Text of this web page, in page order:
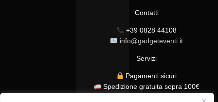
Contatti
+39 0828 44108
info@gadgeteventi.it
Servizi
Pagamenti sicuri
Spedizione gratuita sopra 100€